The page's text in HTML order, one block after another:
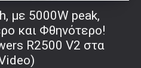
με 5000W peak,
και Φθηνότερο!
R2500 V2 στα